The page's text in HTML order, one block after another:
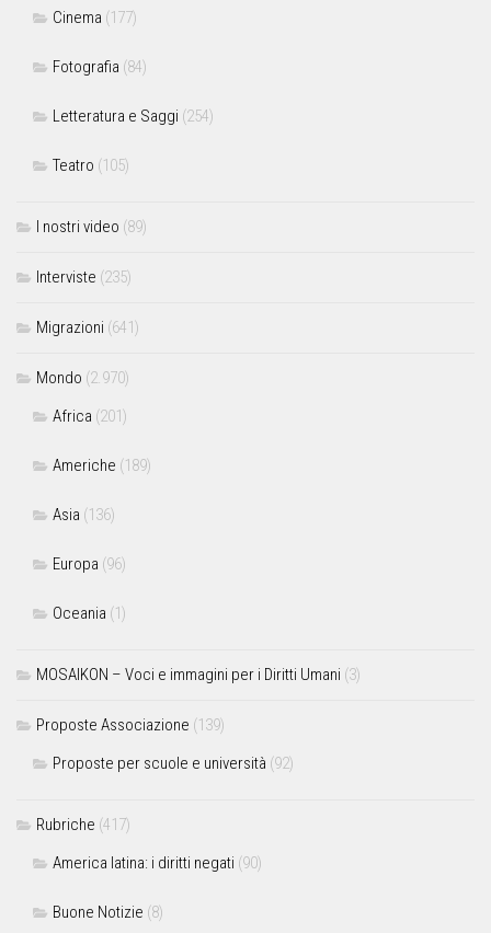
Cinema (177)
Fotografia (84)
Letteratura e Saggi (254)
Teatro (105)
I nostri video (89)
Interviste (235)
Migrazioni (641)
Mondo (2.970)
Africa (201)
Americhe (189)
Asia (136)
Europa (96)
Oceania (1)
MOSAIKON – Voci e immagini per i Diritti Umani (3)
Proposte Associazione (139)
Proposte per scuole e università (92)
Rubriche (417)
America latina: i diritti negati (90)
Buone Notizie (8)